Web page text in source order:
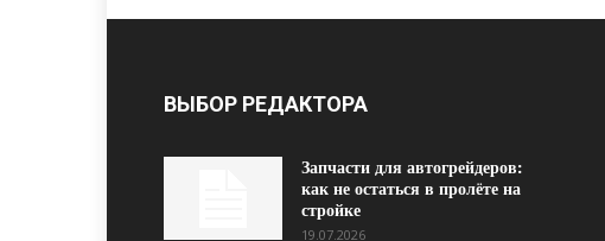
ВЫБОР РЕДАКТОРА
Запчасти для автогрейдеров:
как не остаться в пролёте на
стройке
19.07.2026